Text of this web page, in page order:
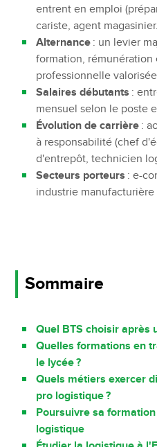
entrent en emploi
cariste, agent
Alternance : un levier
formation,
professionnelle valorisée
Salaires débutants :
mensuel selon le poste
Évolution de carrière :
à responsabilité (chef
d'entrepôt, technicien
Secteurs porteurs : e-
industrie
Sommaire
Quel BTS choisir après
Quelles formations en
le lycée ?
Quels métiers exercer
pro logistique ?
Poursuivre sa
logistique